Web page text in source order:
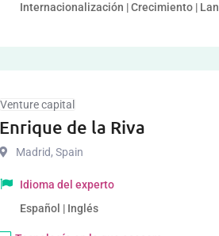
Internacionalización | Crecimiento |
Venture capital
Enrique de la Riva
Madrid, Spain
Idioma del experto
Español | Inglés